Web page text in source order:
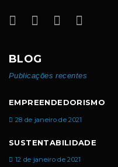
BLOG
Publicações recentes
EMPREENDEDORISMO
28 de janeiro de 2021
SUSTENTABILIDADE
12 de janeiro de 2021